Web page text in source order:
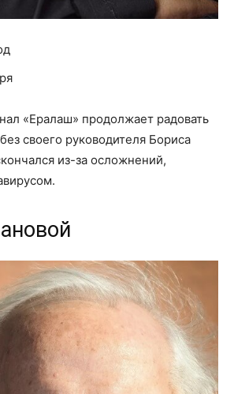
«Ералаш» продолжает радовать
своего руководителя Бориса
из-за осложнений,